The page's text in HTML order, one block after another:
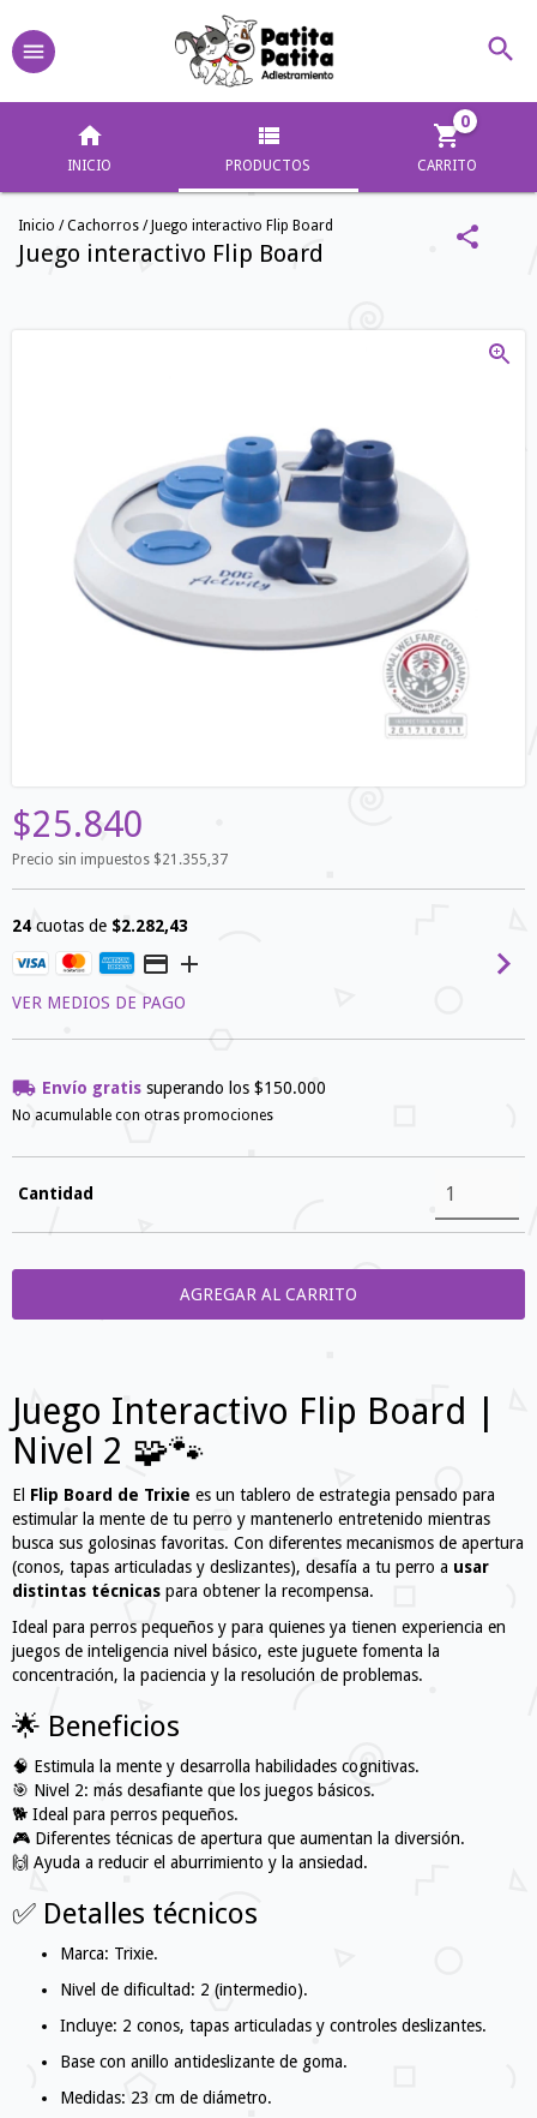
INICIO PRODUCTOS CARRITO
0
Inicio / Cachorros / Juego interactivo Flip Board
Juego interactivo Flip Board
$25.840
Precio sin impuestos $21.355,37
24 cuotas de $2.282,43
VER MEDIOS DE PAGO
Envío gratis superando los $150.000
No acumulable con otras promociones
Cantidad
Juego Interactivo Flip Board |
Nivel 2 🧩🐾
El Flip Board de Trixie es un tablero de estrategia pensado para
estimular la mente de tu perro y mantenerlo entretenido mientras
busca sus golosinas favoritas. Con diferentes mecanismos de apertura
(conos, tapas articuladas y deslizantes), desafía a tu perro a usar
distintas técnicas para obtener la recompensa.
Ideal para perros pequeños y para quienes ya tienen experiencia en
juegos de inteligencia nivel básico, este juguete fomenta la
concentración, la paciencia y la resolución de problemas.
🌟 Beneficios
🧠 Estimula la mente y desarrolla habilidades cognitivas.
🎯 Nivel 2: más desafiante que los juegos básicos.
🐕 Ideal para perros pequeños.
🎮 Diferentes técnicas de apertura que aumentan la diversión.
🙌 Ayuda a reducir el aburrimiento y la ansiedad.
✅ Detalles técnicos
Marca: Trixie.
Nivel de dificultad: 2 (intermedio).
Incluye: 2 conos, tapas articuladas y controles deslizantes.
Base con anillo antideslizante de goma.
Medidas: 23 cm de diámetro.